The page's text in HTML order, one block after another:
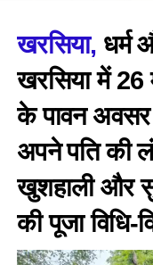
खरसिया, धर्म
खरसिया में 26
के पावन
अपने पति की
खुशहाली और
की पूजा विधि-